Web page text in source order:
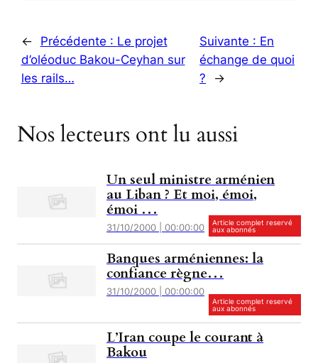
← Précédente : Le projet
d’oléoduc Bakou-Ceyhan sur
les rails…
Suivante : En
échange de quoi
?
→
Nos lecteurs ont lu aussi
Un seul ministre arménien
au Liban ? Et moi, émoi,
émoi …
31/10/2000 | 00:00:00
Article complet reservé
aux abonnés
Banques arméniennes: la
confiance règne…
31/10/2000 | 00:00:00
Article complet reservé
aux abonnés
L’Iran coupe le courant à
Bakou